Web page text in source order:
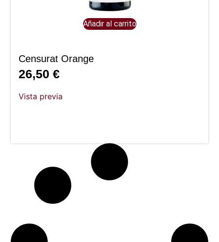
Añadir al carrito
Censurat Orange
26,50€
Vista previa